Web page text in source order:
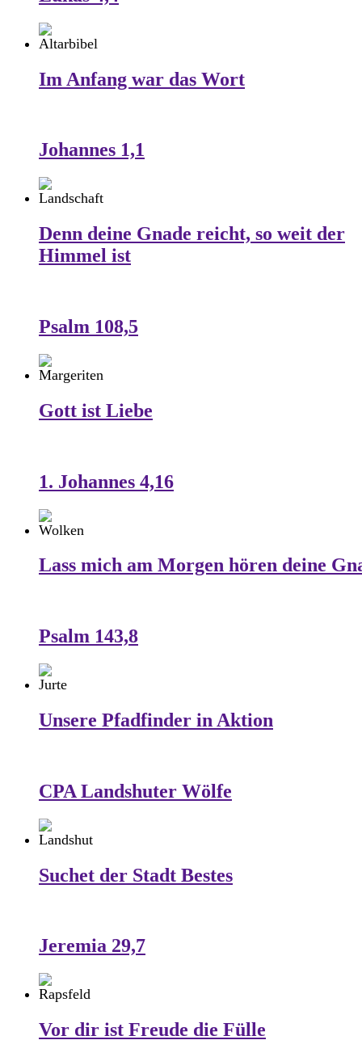
Im Anfang war das Wort
Johannes 1,1
Denn deine Gnade reicht, so weit der
Himmel ist
Psalm 108,5
Gott ist Liebe
1. Johannes 4,16
Lass mich am Morgen hören deine
Psalm 143,8
Unsere Pfadfinder in Aktion
CPA Landshuter Wölfe
Suchet der Stadt Bestes
Jeremia 29,7
Vor dir ist Freude die Fülle